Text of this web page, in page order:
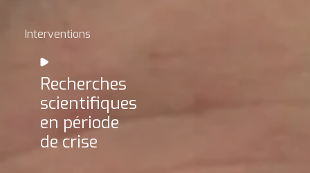
Interventions
Recherches
scientifiques
en période
de crise